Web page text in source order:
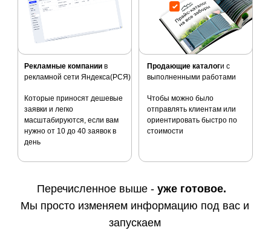
Перечисленное выше - уже готовое.
Мы просто изменяем информацию под вас и
запускаем
Рекламные компании в
рекламной сети Яндекса(РСЯ)
Продающие каталоги с
выполненными работами
Которые приносят дешевые
заявки и легко
масштабируются, если вам
нужно от 10 до 40 заявок в
день
Чтобы можно было
отправлять клиентам или
ориентировать быстро по
стоимости